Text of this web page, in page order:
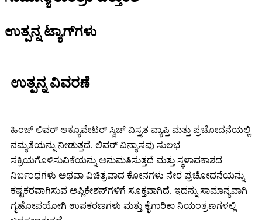
ಉತ್ಪನ್ನ ಟ್ಯಾಗ್‌ಗಳು
ಉತ್ಪನ್ನ ವಿವರಣೆ
ಹಿಂಜ್ ಲಿವರ್ ಆಕ್ಯೂವೇಟರ್ ಸ್ವಿಚ್ ವಿಸ್ತೃತ ವ್ಯಾಪ್ತಿ ಮತ್ತು ಪ್ರಚೋದನೆಯಲ್ಲಿ
ನಮ್ಯತೆಯನ್ನು ನೀಡುತ್ತದೆ. ಲಿವರ್ ವಿನ್ಯಾಸವು ಸುಲಭ
ಸಕ್ರಿಯಗೊಳಿಸುವಿಕೆಯನ್ನು ಅನುಮತಿಸುತ್ತದೆ ಮತ್ತು ಸ್ಥಳಾವಕಾಶದ
ನಿರ್ಬಂಧಗಳು ಅಥವಾ ವಿಚಿತ್ರವಾದ ಕೋನಗಳು ನೇರ ಪ್ರಚೋದನೆಯನ್ನು
ಕಷ್ಟಕರವಾಗಿಸುವ ಅಪ್ಲಿಕೇಶನ್‌ಗಳಿಗೆ ಸೂಕ್ತವಾಗಿದೆ. ಇದನ್ನು ಸಾಮಾನ್ಯವಾಗಿ
ಗೃಹೋಪಯೋಗಿ ಉಪಕರಣಗಳು ಮತ್ತು ಕೈಗಾರಿಕಾ ನಿಯಂತ್ರಣಗಳಲ್ಲಿ